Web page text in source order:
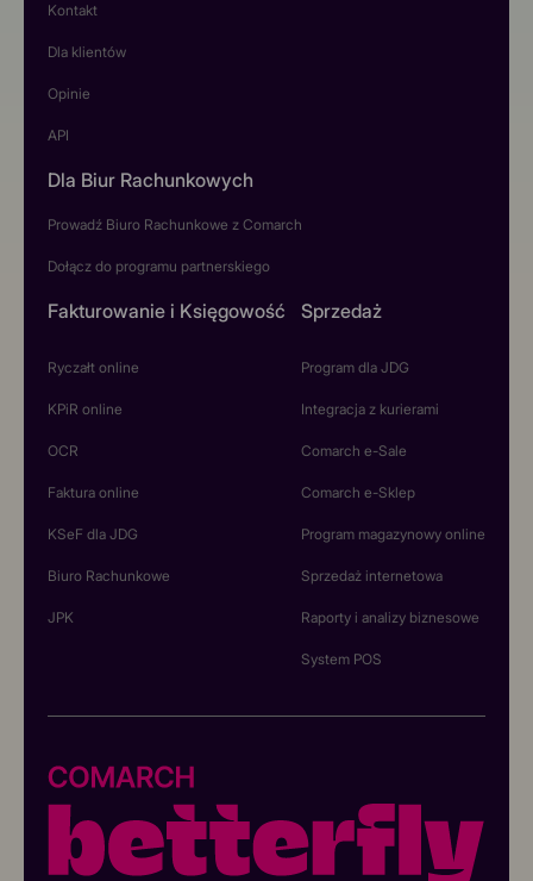
Kontakt
Dla klientów
Opinie
API
Dla Biur Rachunkowych
Prowadź Biuro Rachunkowe z Comarch
Dołącz do programu partnerskiego
Fakturowanie i Księgowość
Ryczałt online
KPiR online
OCR
Faktura online
KSeF dla JDG
Biuro Rachunkowe
JPK
Sprzedaż
Program dla JDG
Integracja z kurierami
Comarch e-Sale
Comarch e-Sklep
Program magazynowy online
Sprzedaż internetowa
Raporty i analizy biznesowe
System POS